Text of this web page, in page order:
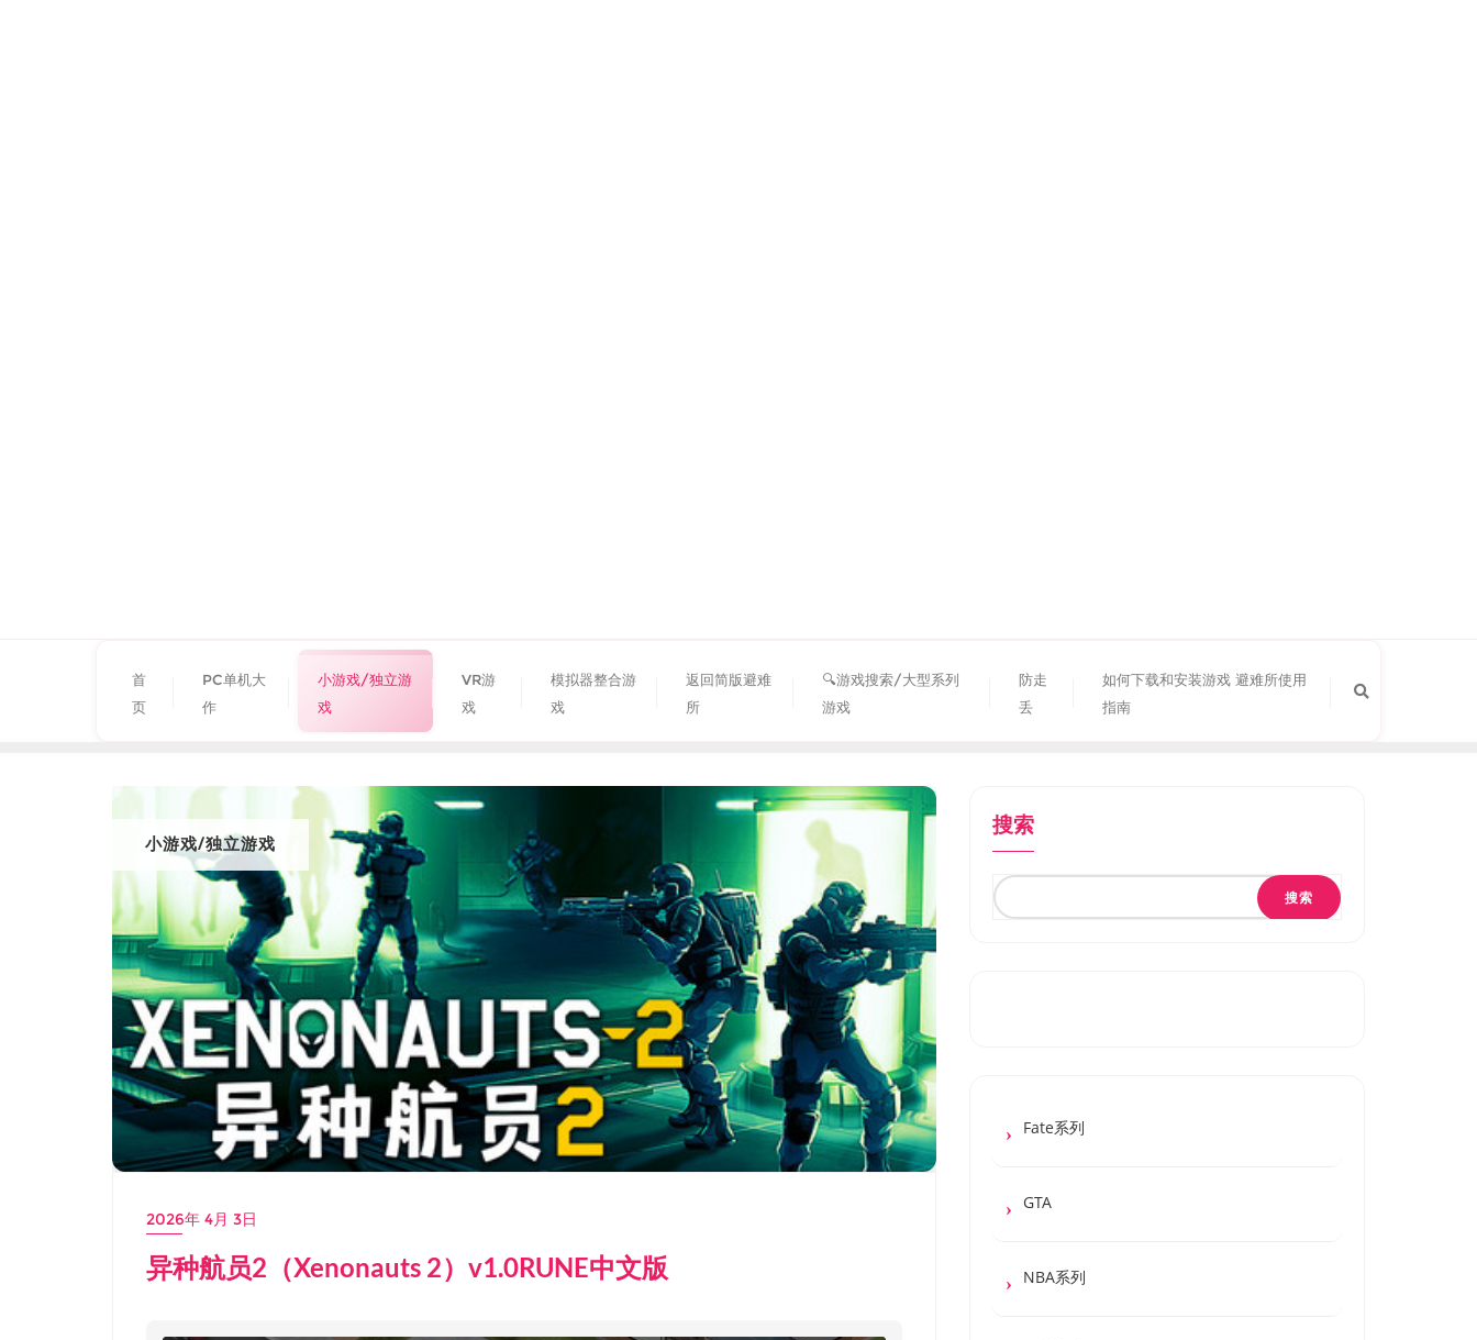
首
页
PC单机大
作
小游戏/独立游
戏
VR游
戏
模拟器整合游
戏
返回简版避难
所
🔍游戏搜索/大型系列
游戏
防走
丢
如何下载和安装游戏 避难所使用
指南
小游戏/独立游戏
2026年 4月 3日
异种航员2（Xenonauts 2）v1.0RUNE中文版
搜索
搜索
Fate系列
GTA
NBA系列